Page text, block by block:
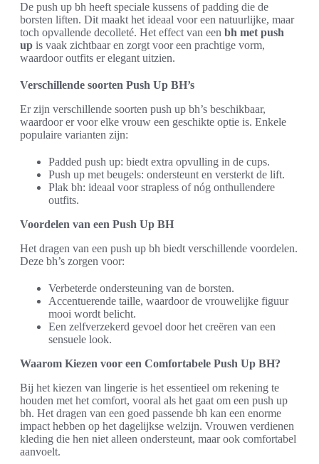
De push up bh heeft speciale kussens of padding die de
borsten liften. Dit maakt het ideaal voor een natuurlijke, maar
toch opvallende decolleté. Het effect van een bh met push
up is vaak zichtbaar en zorgt voor een prachtige vorm,
waardoor outfits er elegant uitzien.
Verschillende soorten Push Up BH’s
Er zijn verschillende soorten push up bh’s beschikbaar,
waardoor er voor elke vrouw een geschikte optie is. Enkele
populaire varianten zijn:
Padded push up: biedt extra opvulling in de cups.
Push up met beugels: ondersteunt en versterkt de lift.
Plak bh: ideaal voor strapless of nóg onthullendere
outfits.
Voordelen van een Push Up BH
Het dragen van een push up bh biedt verschillende voordelen.
Deze bh’s zorgen voor:
Verbeterde ondersteuning van de borsten.
Accentuerende taille, waardoor de vrouwelijke figuur
mooi wordt belicht.
Een zelfverzekerd gevoel door het creëren van een
sensuele look.
Waarom Kiezen voor een Comfortabele Push Up BH?
Bij het kiezen van lingerie is het essentieel om rekening te
houden met het comfort, vooral als het gaat om een push up
bh. Het dragen van een goed passende bh kan een enorme
impact hebben op het dagelijkse welzijn. Vrouwen verdienen
kleding die hen niet alleen ondersteunt, maar ook comfortabel
aanvoelt.